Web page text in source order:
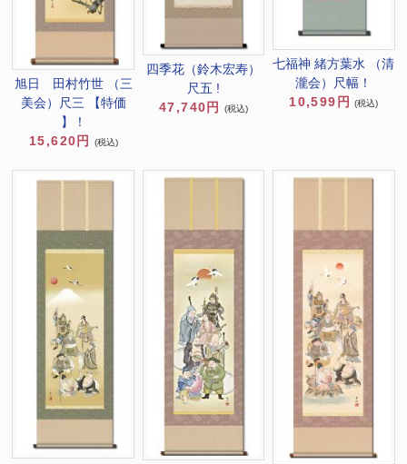
旭日 田村竹世 （三
美会）尺三 【特価
】！
15,620円
(税込)
四季花（鈴木宏寿）
尺五 !
47,740円
(税込)
七福神 緒方葉水 （清
瀧会）尺幅！
10,599円
(税込)